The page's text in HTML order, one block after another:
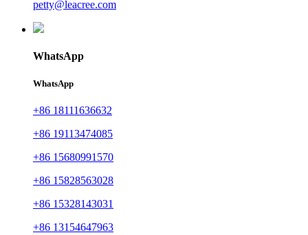
petty@leacree.com
WhatsApp
WhatsApp
+86 18111636632
+86 19113474085
+86 15680991570
+86 15828563028
+86 15328143031
+86 13154647963